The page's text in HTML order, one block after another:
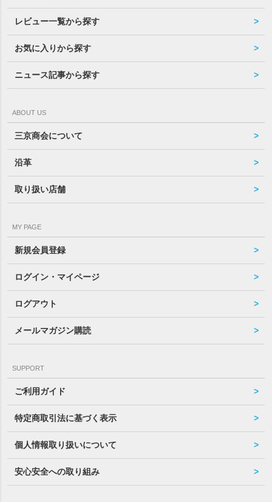
レビュー一覧から探す
お気に入りから探す
ニュース記事から探す
ABOUT US
三京商会について
沿革
取り扱い店舗
MY PAGE
新規会員登録
ログイン・マイページ
ログアウト
メールマガジン購読
SUPPORT
ご利用ガイド
特定商取引法に基づく表示
個人情報取り扱いについて
安心安全への取り組み